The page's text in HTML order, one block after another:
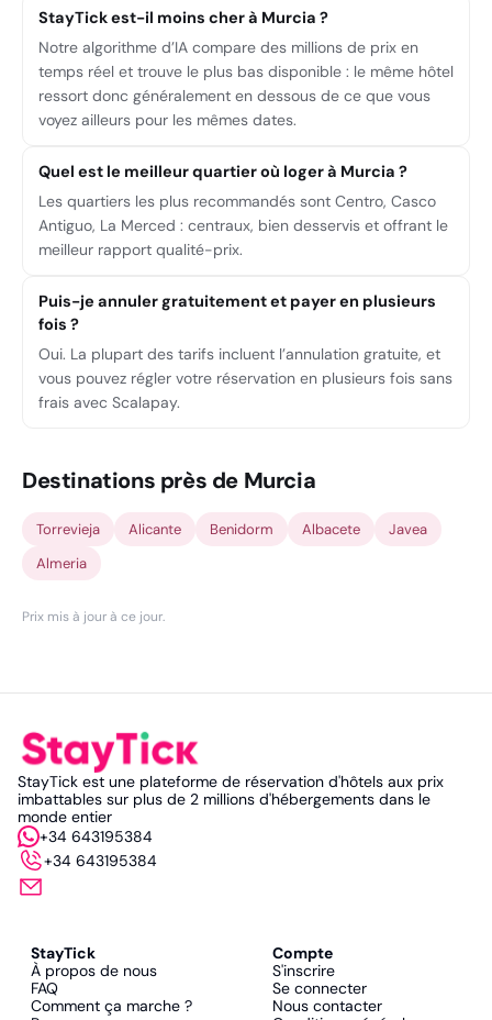
StayTick est-il moins cher à Murcia ?
Notre algorithme d’IA compare des millions de prix en
temps réel et trouve le plus bas disponible : le même hôtel
ressort donc généralement en dessous de ce que vous
voyez ailleurs pour les mêmes dates.
Quel est le meilleur quartier où loger à Murcia ?
Les quartiers les plus recommandés sont Centro, Casco
Antiguo, La Merced : centraux, bien desservis et offrant le
meilleur rapport qualité-prix.
Puis-je annuler gratuitement et payer en plusieurs
fois ?
Oui. La plupart des tarifs incluent l’annulation gratuite, et
vous pouvez régler votre réservation en plusieurs fois sans
frais avec Scalapay.
Destinations près de Murcia
Torrevieja Alicante Benidorm Albacete
Javea
Almeria
Prix mis à jour à ce jour.
StayTick est une plateforme de réservation d'hôtels aux prix
imbattables sur plus de 2 millions d'hébergements dans le
monde entier
+34 643195384
+34 643195384
StayTick
À propos de nous
FAQ
Comment ça marche ?
Compte
S'inscrire
Se connecter
Nous contacter